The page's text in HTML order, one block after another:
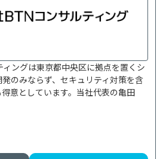
ングは東京都中央区に拠点を置くシ
のみならず、セキュリティ対策を含
意としています。当社代表の亀田